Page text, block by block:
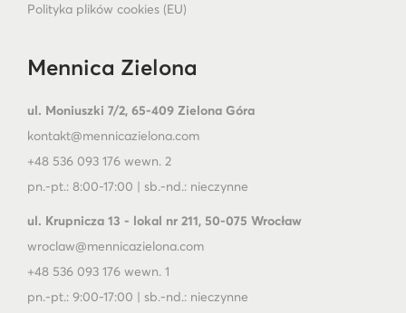
Polityka plików cookies (EU)
Mennica Zielona
ul. Moniuszki 7/2, 65-409 Zielona Góra
kontakt@mennicazielona.com
+48 536 093 176 wewn. 2
pn.-pt.: 8:00-17:00 | sb.-nd.: nieczynne
ul. Krupnicza 13 - lokal nr 211, 50-075 Wrocław
wroclaw@mennicazielona.com
+48 536 093 176 wewn. 1
pn.-pt.: 9:00-17:00 | sb.-nd.: nieczynne